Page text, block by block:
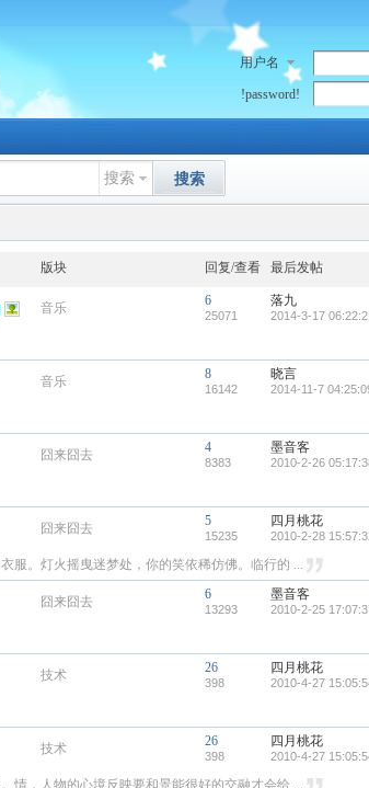
用户名
!password!
搜索 搜索
版块 回复/查看 最后发帖
音乐 6
25071
落九
2014-3-17
音乐 8
16142
晓言
2014-11-7
囧来囧去 4
8383
墨音客
2010-2-26
囧来囧去 5
15235
四月桃花
2010-2-28
服。灯火摇曳迷梦处，你的笑依稀仿佛。临行的 ...
囧来囧去 6
13293
墨音客
2010-2-25
技术 26
398
四月桃花
2010-4-27
技术 26
398
四月桃花
2010-4-27
情，人物的心境反映要和景能很好的交融才会给 ...